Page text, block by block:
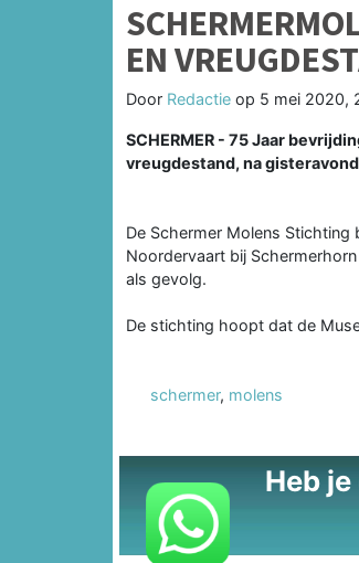
EN
Door Redactie op 5 mei 2020,
SCHERMER - 75 Jaar
vreugdestand, na
De Schermer Molens Stichting
Noordervaart bij
als gevolg.
De stichting hoopt dat de
schermer, molens
Heb